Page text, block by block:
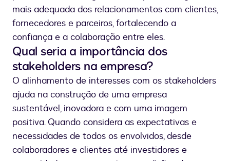
mais adequada dos relacionamentos com clientes,
fornecedores e parceiros, fortalecendo a
confiança e a colaboração entre eles.
Qual seria a importância dos
stakeholders na empresa?
O alinhamento de interesses com os stakeholders
ajuda na construção de uma empresa
sustentável, inovadora e com uma imagem
positiva. Quando considera as expectativas e
necessidades de todos os envolvidos, desde
colaboradores e clientes até investidores e